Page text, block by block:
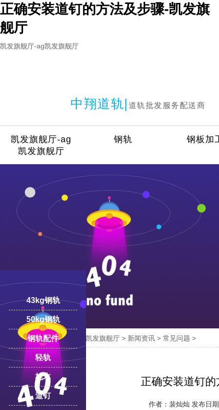
正确安装道钉的方法及步骤-凯发旗
舰厅
凯发旗舰厅-ag凯发旗舰厅
中翔道轨| 道轨批发服务配送商
18100332293
凯发旗舰厅-ag
凯发旗舰厅
钢轨 钢板加
您的位置：凯发旗舰厅-ag凯发旗舰厅 > 新闻资讯 > 常见问题 >
正确安装道钉
作者：裴灿灿 发布日
43kg钢轨
50kg钢轨
钢轨配件
轻轨
枕木
道钉